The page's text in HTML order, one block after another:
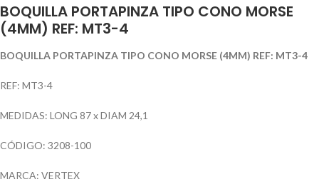
BOQUILLA PORTAPINZA TIPO CONO MORSE
(4MM) REF: MT3-4
BOQUILLA PORTAPINZA TIPO CONO MORSE (4MM) REF: MT3-4
REF: MT3-4
MEDIDAS: LONG 87 x DIAM 24,1
CÓDIGO: 3208-100
MARCA: VERTEX